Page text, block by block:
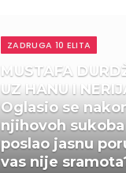
ZADRUGA 10 ELITA
MUSTAFA
UZ HANU I
Oglasio se
njihovoh
poslao jasnu
vas nije